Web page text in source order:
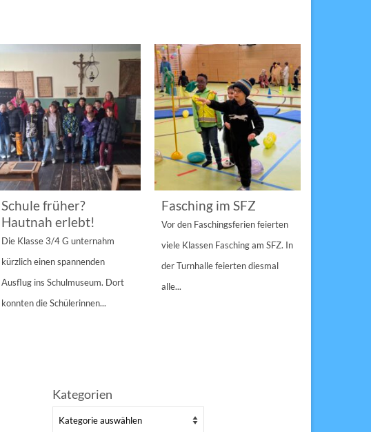
Schule früher?
Hautnah erlebt!
Die Klasse 3/4 G unternahm
kürzlich einen spannenden
Ausflug ins Schulmuseum. Dort
konnten die Schülerinnen...
Fasching im SFZ
Vor den Faschingsferien feierten
viele Klassen Fasching am SFZ. In
der Turnhalle feierten diesmal
alle...
Kategorien
Kategorien